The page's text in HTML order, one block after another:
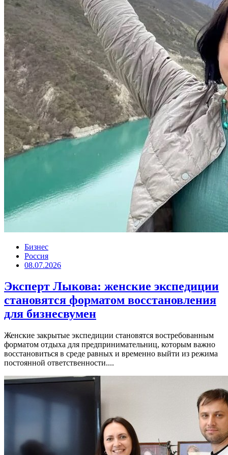
Бизнес
Россия
08.07.2026
Эксперт Лыкова: женские экспедиции
становятся форматом восстановления
для бизнесвумен
Женские закрытые экспедиции становятся востребованным
форматом отдыха для предпринимательниц, которым важно
восстановиться в среде равных и временно выйти из режима
постоянной ответственности....